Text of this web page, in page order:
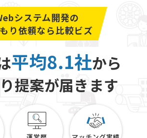
システム開発の
り依頼なら比較ビズ
平均8.1社から
提案が届きます